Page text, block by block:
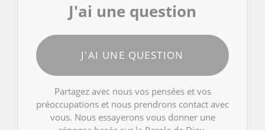
J'ai une question
J'AI UNE QUESTION
Partagez avec nous vos pensées et vos
préoccupations et nous prendrons contact avec
vous. Nous essayerons vous donner une